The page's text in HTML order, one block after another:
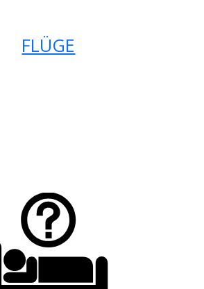
FLÜGE